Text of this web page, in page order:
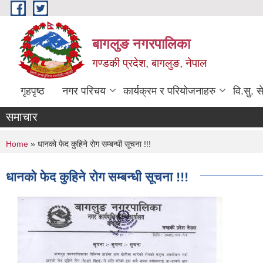
Skip to main content
बागलुङ नगरपालिका
गण्डकी प्रदेश, बागलुङ, नेपाल
गृहपृष्ठ नगर परिचय कार्यक्रम र परियोजनाहरु वि.सु.
समाचार
You are here
Home » धानको फेद कुहिने रोग सम्बन्धी सूचना !!!
धानको फेद कुहिने रोग सम्बन्धी सूचना !!!